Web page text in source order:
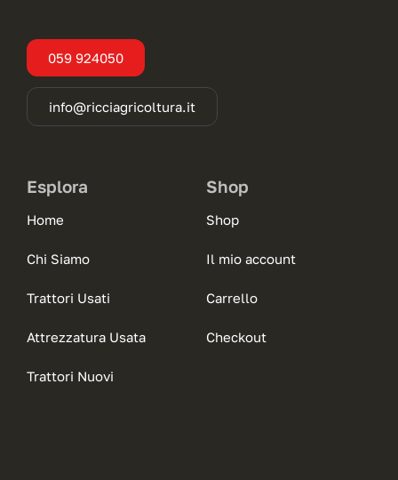
059 924050
info@ricciagricoltura.it
Esplora
Home
Chi Siamo
Trattori Usati
Attrezzatura Usata
Trattori Nuovi
Shop
Shop
Il mio account
Carrello
Checkout